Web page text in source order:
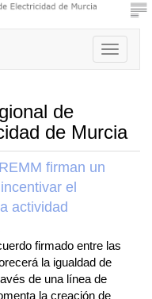
Toggle
de
de Murcia
firman un
el
actividad
firmado entre las
la igualdad de
de una línea de
la creación de